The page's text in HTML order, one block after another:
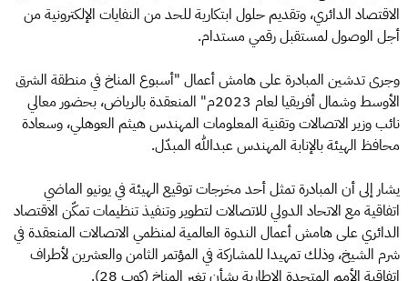
الاقتصاد الدائري، وتقديم حلول ابتكارية للحد من النفايات الإلكترونية من
أجل الوصول لمستقبل رقمي مستدام.
وجرى تدشين المبادرة على هامش أعمال "أسبوع المناخ في منطقة الشرق
الأوسط وشمال أفريقيا لعام 2023م" المنعقدة بالرياض، بحضور معالي
نائب وزير الاتصالات وتقنية المعلومات المهندس هيثم العوهلي، وسعادة
محافظ الهيئة بالإنابة المهندس عبدالله المبدّل.
يشار إلى أن المبادرة تمثل أحد مخرجات توقيع الهيئة في يونيو الماضي
اتفاقية مع الاتحاد الدولي للاتصالات لتطوير وتنفيذ تنظيمات تمكّن الاقتصاد
الدائري على هامش أعمال الندوة العالمية لمنظمي الاتصالات المنعقدة في
شرم الشيخ، وذلك تمهيدا للمشاركة في المؤتمر الثامن والعشرين لأطراف
اتفاقية الأمم المتحدة الإطارية بشأن تغير المناخ (كوب 28).